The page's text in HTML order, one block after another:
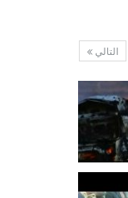
التالي